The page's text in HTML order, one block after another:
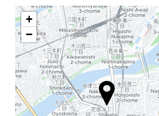
+
−